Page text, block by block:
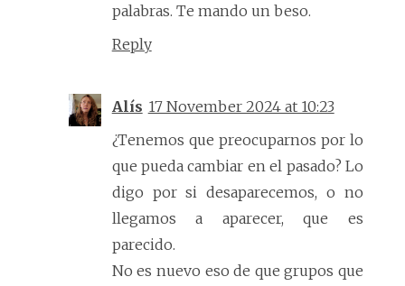
palabras. Te mando un beso.
Reply
Alís 17 November 2024 at 10:23
¿Tenemos que preocuparnos por lo
que pueda cambiar en el pasado? Lo
digo por si desaparecemos, o no
llegamos a aparecer, que es
parecido.
No es nuevo eso de que grupos que